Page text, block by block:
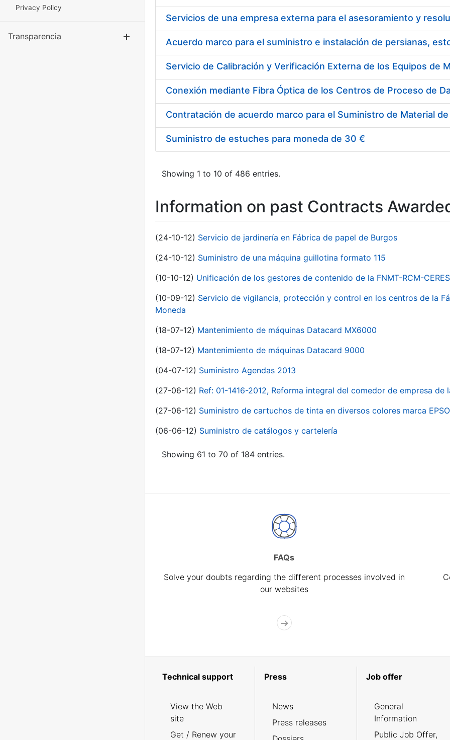
Privacy Policy
Transparencia Show/Hide
Acuerdo marco para el suministro e instalación de persianas,
Suministro de estuches para moneda de 30 €
Showing 1 to 10 of 486 entries.
Information on past Contracts
(24-10-12) Servicio de jardinería en Fábrica de papel de Burgos
(24-10-12) Suministro de una máquina guillotina formato 115
(10-10-12) Unificación de los gestores de contenido de la FNMT-RCM-CERES
(10-09-12) Servicio de vigilancia, protección y control en los centros de la
Moneda
(18-07-12) Mantenimiento de máquinas Datacard MX6000
(18-07-12) Mantenimiento de máquinas Datacard 9000
(04-07-12) Suministro Agendas 2013
(27-06-12) Ref: 01-1416-2012, Reforma integral del comedor de empresa de
(27-06-12) Suministro de cartuchos de tinta en diversos colores marca
(06-06-12) Suministro de catálogos y cartelería
Showing 61 to 70 of 184 entries.
FAQs
Solve your doubts regarding the different processes involved in
our websites
Technical support
View the Web
site
Get / Renew your
Press
News
Press releases
Job offer
General
Information
Public Job Offer,